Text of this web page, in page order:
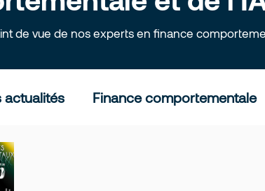
de vue de nos experts en finance
actualités Finance comportementale